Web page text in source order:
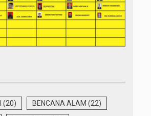
(20) BENCANA ALAM (22)